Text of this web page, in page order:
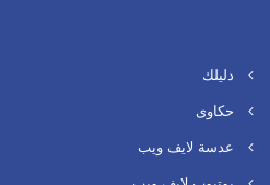
دليلك
حكاوى
عدسة لايف ويب